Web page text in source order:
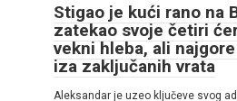
Stigao je kući rano na
zatekao svoje četiri
vekni hleba, ali
iza zaključanih vrata
Aleksandar je uzeo ključeve svog